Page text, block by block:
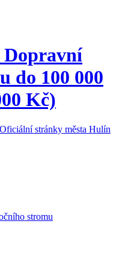
Dopravní
do 100 000
Kč)
stromu